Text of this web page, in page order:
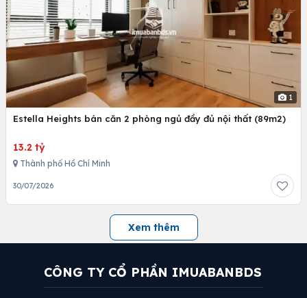
1
Estella Heights bán căn 2 phòng ngủ đầy đủ nội thất (89m2)
13.2 tỷ
Thành phố Hồ Chí Minh
30/07/2026
Xem thêm
CÔNG TY CỔ PHẦN IMUABANBDS